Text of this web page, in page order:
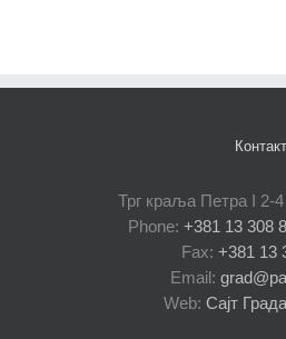
Контакт
Трг краља Петра I 2-
Phone: +381 13 308
Fax: +381 13
Email:
Web: Сајт